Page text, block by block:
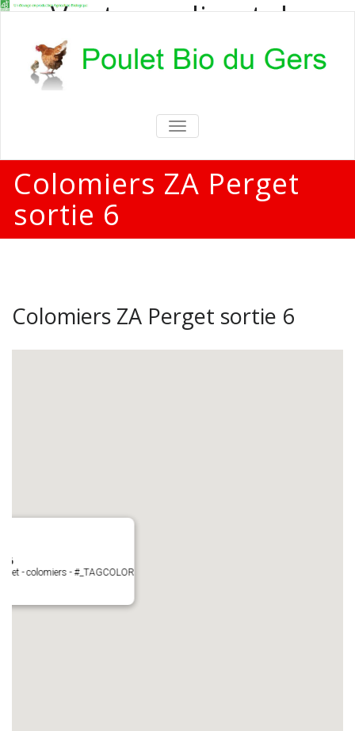
Vente en direct de
poulets bio
Vente en direct de poulets bio aux
particuliers et professionnels
TOGGLE
NAVIGATION
Colomiers ZA Perget
sortie 6
Colomiers ZA Perget sortie 6
- colomiers - #_TAGCOLOR